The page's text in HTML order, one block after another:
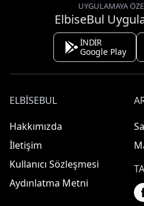
UYGULAMAYA
ElbiseBul
İNDİR
Google Play
ELBISEBUL
Hakkımızda
İletişim
Kullanıcı Sözleşmesi
Aydınlatma Metni